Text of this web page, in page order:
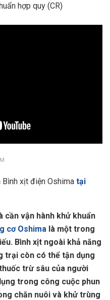
hợp quy (CR)
xịt điện Oshima tại
cần vận hành khử khuẩn
cơ Oshima là một trong
Bình xịt ngoài khả năng
trại còn có thể tận dụng
trừ sâu của người
trong công cuộc phun
chăn nuôi và khử trùng